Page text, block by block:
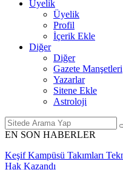
Üyelik
Üyelik
Profil
İçerik Ekle
Diğer
Diğer
Gazete Manşetleri
Yazarlar
Sitene Ekle
Astroloji
EN SON HABERLER